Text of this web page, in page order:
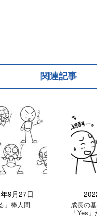
関連記事
9月27日
」棒人間
成長の
「Yes